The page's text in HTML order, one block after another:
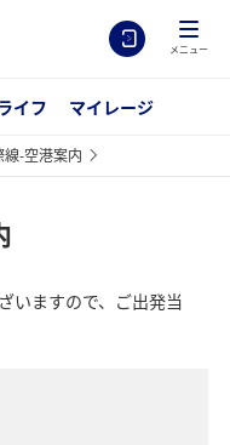
メニュー
イフ マイレージ
-空港案内
いますので、ご出発当